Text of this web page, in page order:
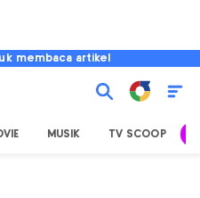
membaca artikel
MUSIK TV SCOOP